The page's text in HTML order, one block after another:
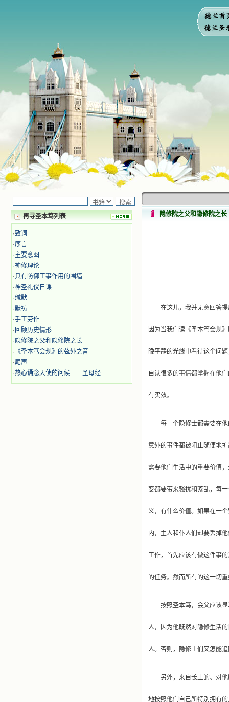
再寻圣本笃列表
·致词
·序言
·主要意图
·神修理论
·具有防御工事作用的围墙
·神圣礼仪日课
·缄默
·默祷
·手工劳作
· 回顾历史情形
· 隐修院之父和隐修院之长
· 《圣本笃会规》的弦外之音
·尾声
·热心诵念天使的问候——圣母经
隐修院之父和隐修院之长
在这儿，我并无意回答
因为当我们读《圣本笃会规
晚平静的光线中看待这个问
自认很多的事情都掌握在他
有实效。
每一个隐修士都需要在
意外的事件都被阻止随便地
需要他们生活中的重要价值
变都要带来骚扰和紊乱，每
义，有什么价值。如果在一
内，主人和仆人们却要丢掉
工作，首先应该有做这件事
的任务。然而所有的这一切
按照圣本笃，会父应该
人，因为他既然对隐修生活
人。否则，隐修士们又怎能
另外，来自长上的、对
地按照他们自己所特别拥有